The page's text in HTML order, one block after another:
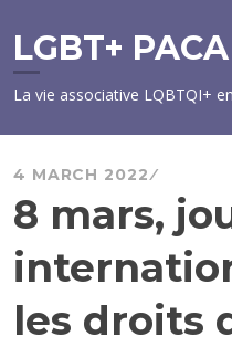
to
content
LGBT+ PACA
La vie associative LQBTQI+
4 MARCH 2022
8 mars,
les droits